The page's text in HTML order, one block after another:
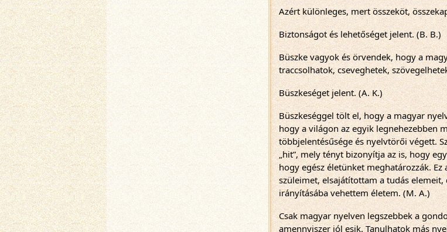
Azért különleges, mert összeköt,
Biztonságot és lehetőséget jelent. (B. B.)
Büszke vagyok és örvendek, hogy a
traccsolhatok, cseveghetek,
Büszkeséget jelent. (A. K.)
Büszkeséggel tölt el, hogy a magyar
hogy a világon az egyik legnehezebben
többjelentésűsége és nyelvtörői végett.
„hit”, mely tényt bizonyítja az is, hogy
hogy egész életünket meghatározzák.
szüleimet, elsajátítottam a tudás
irányításába vehettem életem. (M. A.)
Csak magyar nyelven legszebbek a
amennyiszer jól esik. Tanulhatok más